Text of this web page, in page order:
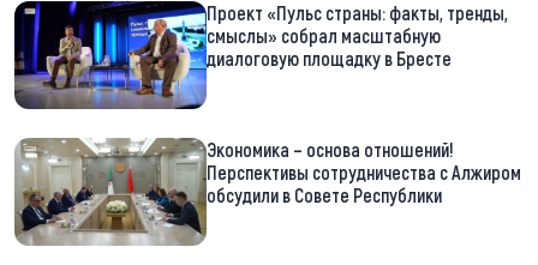
Проект «Пульс страны: факты, тренды,
смыслы» собрал масштабную
диалоговую площадку в Бресте
Экономика – основа отношений!
Перспективы сотрудничества с Алжиром
обсудили в Совете Республики